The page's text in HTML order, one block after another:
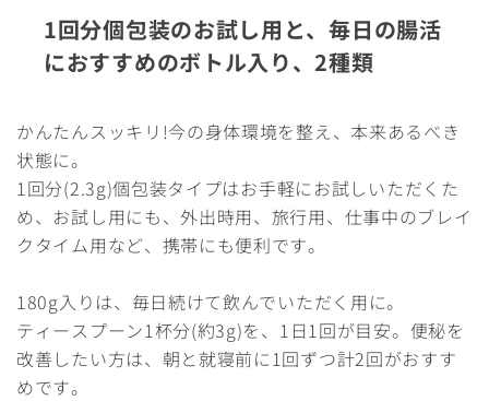
1回分個包装のお試し用と、毎日の腸活
におすすめのボトル入り、2種類
かんたんスッキリ!今の身体環境を整え、本来あるべき
状態に。
1回分(2.3g)個包装タイプはお手軽にお試しいただくた
め、お試し用にも、外出時用、旅行用、仕事中のブレイ
クタイム用など、携帯にも便利です。
180g入りは、毎日続けて飲んでいただく用に。
ティースプーン1杯分(約3g)を、1日1回が目安。便秘を
改善したい方は、朝と就寝前に1回ずつ計2回がおすす
めです。